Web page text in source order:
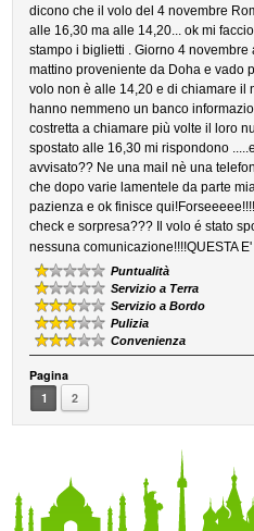
dicono che il volo del 4 novembre
alle 16,30 ma alle 14,20... ok mi
stampo i biglietti . Giorno 4 novembre
mattino proveniente da Doha e vado
volo non è alle 14,20 e di chiamare il
hanno nemmeno un banco
costretta a chiamare più volte il loro
spostato alle 16,30 mi rispondono
avvisato?? Ne una mail nè una
che dopo varie lamentele da parte
pazienza e ok finisce
check e sorpresa??? Il volo é stato
nessuna comunicazione!!!!QUESTA
Puntualità
Servizio a Terra
Servizio a Bordo
Pulizia
Convenienza
Pagina
1
2